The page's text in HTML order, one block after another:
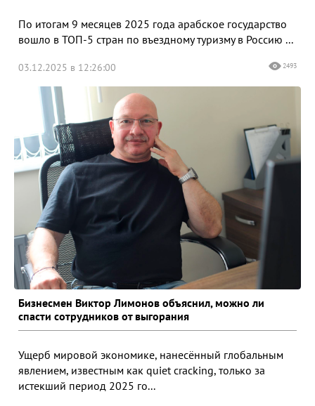
По итогам 9 месяцев 2025 года арабское государство
вошло в ТОП-5 стран по въездному туризму в Россию ...
03.12.2025 в 12:26:00 2493
Бизнесмен Виктор Лимонов объяснил, можно ли
спасти сотрудников от выгорания
Ущерб мировой экономике, нанесённый глобальным
явлением, известным как quiet cracking, только за
истекший период 2025 го...